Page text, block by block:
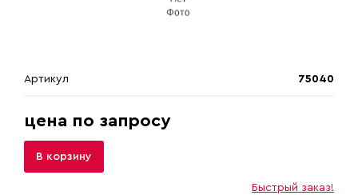
Артикул 75040
цена по запросу
В корзину
Быстрый заказ!